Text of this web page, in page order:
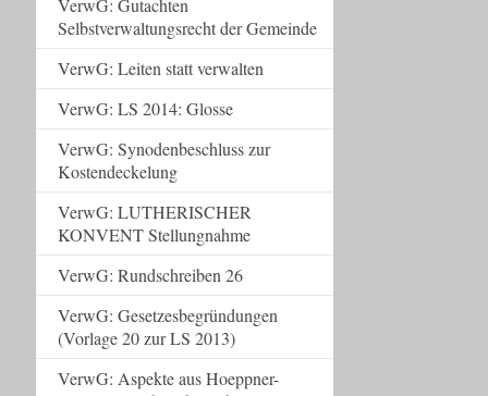
VerwG: Gutachten
Selbstverwaltungsrecht der Gemeinde
VerwG: Leiten statt verwalten
VerwG: LS 2014: Glosse
VerwG: Synodenbeschluss zur
Kostendeckelung
VerwG: LUTHERISCHER
KONVENT Stellungnahme
VerwG: Rundschreiben 26
VerwG: Gesetzesbegründungen
(Vorlage 20 zur LS 2013)
VerwG: Aspekte aus Hoeppner-